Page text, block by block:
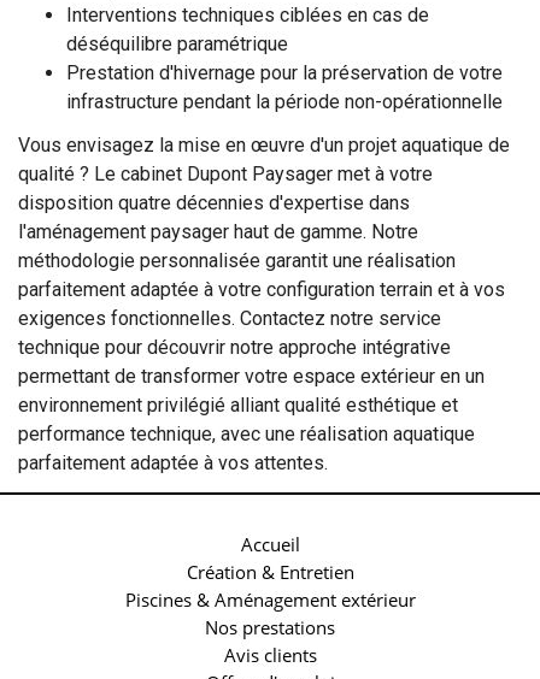
Interventions techniques ciblées en cas de
déséquilibre paramétrique
Prestation d'hivernage pour la préservation de votre
infrastructure pendant la période non-opérationnelle
Vous envisagez la mise en œuvre d'un projet aquatique de
qualité ? Le cabinet Dupont Paysager met à votre
disposition quatre décennies d'expertise dans
l'aménagement paysager haut de gamme. Notre
méthodologie personnalisée garantit une réalisation
parfaitement adaptée à votre configuration terrain et à vos
exigences fonctionnelles. Contactez notre service
technique pour découvrir notre approche intégrative
permettant de transformer votre espace extérieur en un
environnement privilégié alliant qualité esthétique et
performance technique, avec une réalisation aquatique
parfaitement adaptée à vos attentes.
Accueil
Création & Entretien
Piscines & Aménagement extérieur
Nos prestations
Avis clients